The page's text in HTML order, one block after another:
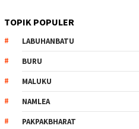
TOPIK POPULER
LABUHANBATU
BURU
MALUKU
NAMLEA
PAKPAKBHARAT